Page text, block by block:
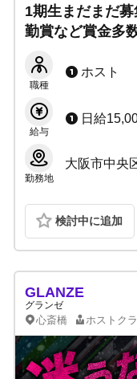
1期生まだまだ
勤賞など賞金多
各種サポートも
職種
ホスト
給与
日給15,000円保
勤務地
大阪市中央
検討中に追加
GLANZE
グランゼ
心斎橋 ホストク